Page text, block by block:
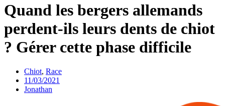
Quand les bergers allemands
perdent-ils leurs dents de chiot
? Gérer cette phase difficile
Chiot, Race
11/03/2021
Jonathan